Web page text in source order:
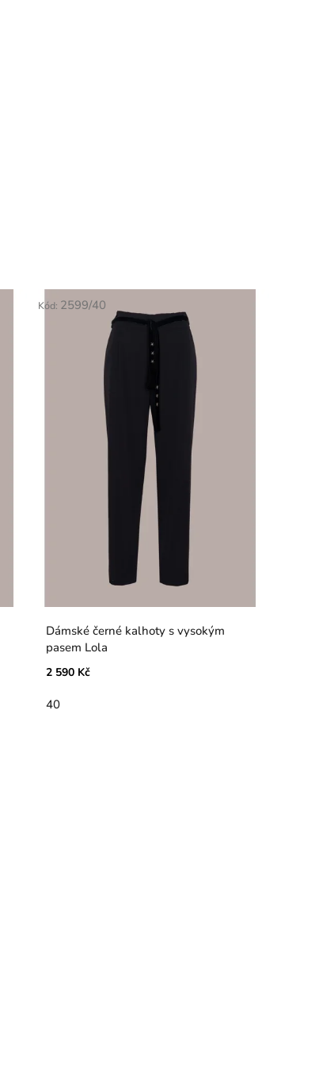
Dámské černé kalhoty s vysokým
pasem Lola
2 590 Kč
40
Kód: 2599/40